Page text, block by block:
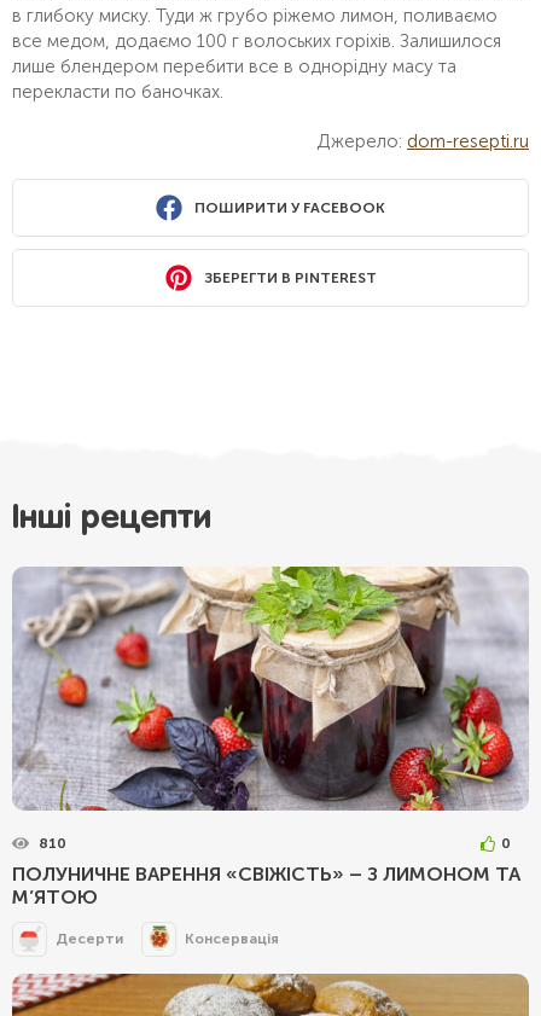
в глибоку миску. Туди ж грубо ріжемо лимон, поливаємо
все медом, додаємо 100 г волоських горіхів. Залишилося
лише блендером перебити все в однорідну масу та
перекласти по баночках.
Джерело: dom-resepti.ru
ПОШИРИТИ У FACEBOOK
ЗБЕРЕГТИ В PINTEREST
Інші рецепти
810 0
ПОЛУНИЧНЕ ВАРЕННЯ «СВІЖІСТЬ» – З ЛИМОНОМ ТА
М’ЯТОЮ
Десерти Консервація